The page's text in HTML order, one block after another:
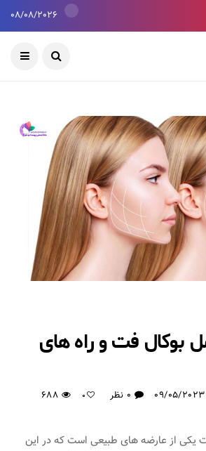
08/08/2026
بوکال فت و راه های
09/05/2023 0 نظر 0
688
یکی از عارضه های طبیعی است که در این